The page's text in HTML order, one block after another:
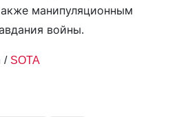
манипуляционным
войны.
/ SOTA